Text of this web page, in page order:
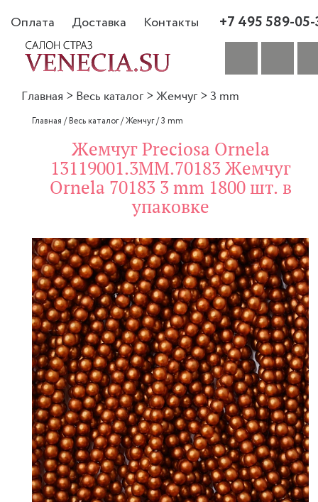
Оплата Доставка Контакты +7 495 589-
Главная > Весь каталог > Жемчуг > 3 mm
Главная /Весь каталог/Жемчуг/3 mm
Жемчуг Preciosa Ornela
13119001.3MM.70183 Жемчуг
Ornela 70183 3 mm 1800 шт. в
упаковке